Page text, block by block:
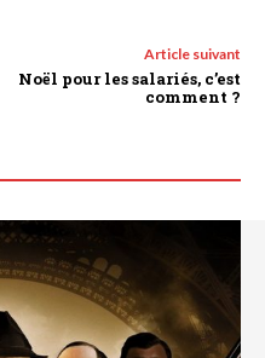
Article suivant
Noël pour les salariés, c’est
comment ?